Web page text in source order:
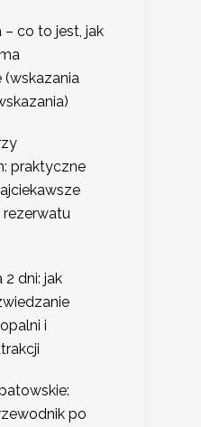
– co to jest, jak
(wskazania
praktyczne
2 dni: jak
i
po